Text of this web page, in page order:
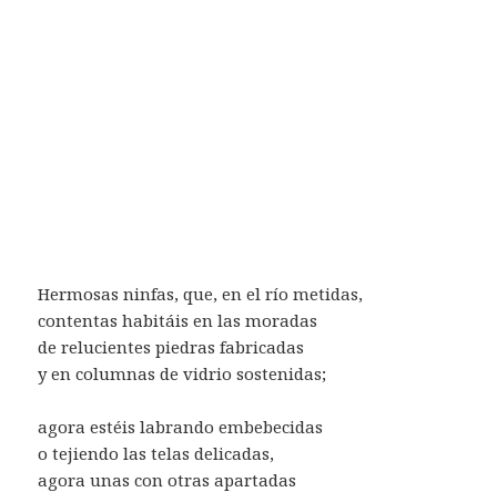
Hermosas ninfas, que, en el río metidas,
contentas habitáis en las moradas
de relucientes piedras fabricadas
y en columnas de vidrio sostenidas;
agora estéis labrando embebecidas
o tejiendo las telas delicadas,
agora unas con otras apartadas